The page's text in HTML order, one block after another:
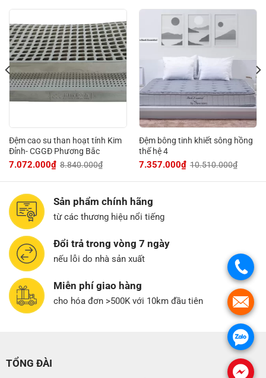
Đệm cao su than hoạt tính Kim
Đỉnh- CGGĐ Phương Bắc
8.840.000₫
7.072.000₫
Đệm bông tinh khiết sông hồng
thế hệ 4
10.510.000₫
7.357.000₫
Sản phẩm chính hãng
từ các thương hiệu nổi tiếng
Đổi trả trong vòng 7 ngày
nếu lỗi do nhà sản xuất
Miễn phí giao hàng
cho hóa đơn >500K với 10km đầu tiên
TỔNG ĐÀI
.
.
.
.